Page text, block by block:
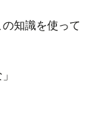
知識を使って